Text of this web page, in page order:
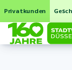
Privatkunden